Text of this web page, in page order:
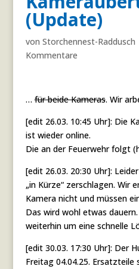
(Update)
von Storchennest-Raddusch
Kommentare
…für beide Kameras. Wir
[edit 26.03. 10:45 Uhr]: Die
ist wieder online.
Die an der Feuerwehr folgt
[edit 26.03. 20:30 Uhr]:
„in Kürze“ zerschlagen. Wir
Kamera nicht und müssen
Das wird wohl etwas
weiterhin um eine schnelle
[edit 30.03. 17:30 Uhr]: Der
Freitag 04.04.25. Ersatzteile